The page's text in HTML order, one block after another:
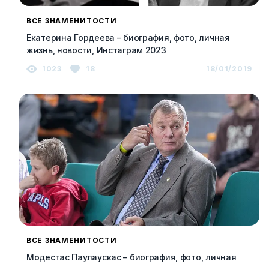
ВСЕ ЗНАМЕНИТОСТИ
Екатерина Гордеева – биография, фото, личная
жизнь, новости, Инстаграм 2023
1023 18 18/01/2019
ВСЕ ЗНАМЕНИТОСТИ
Модестас Паулаускас – биография, фото, личная